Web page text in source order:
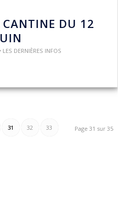
DU 12
• LES DERNIÈRES INFOS
Page 31 sur 35
31 32 33